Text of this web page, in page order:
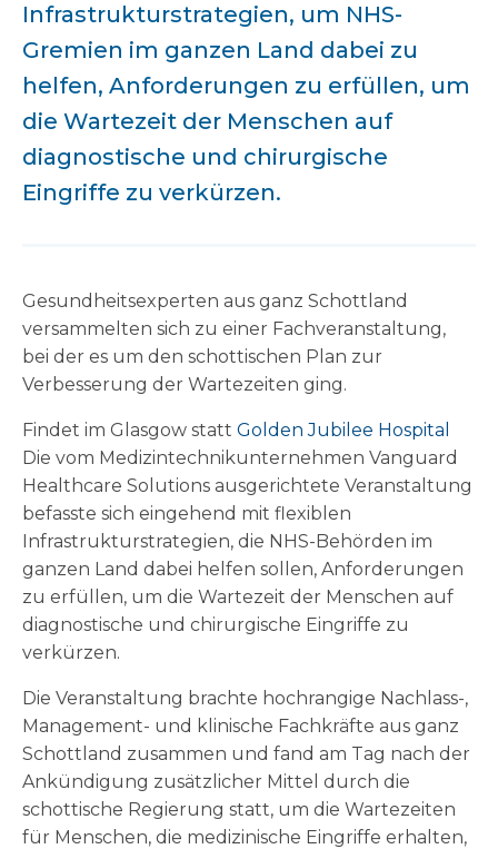
Infrastrukturstrategien, um NHS-
Gremien im ganzen Land dabei zu
helfen, Anforderungen zu erfüllen, um
die Wartezeit der Menschen auf
diagnostische und chirurgische
Eingriffe zu verkürzen.
Gesundheitsexperten aus ganz Schottland
versammelten sich zu einer Fachveranstaltung,
bei der es um den schottischen Plan zur
Verbesserung der Wartezeiten ging.
Findet im Glasgow statt Golden Jubilee Hospital
Die vom Medizintechnikunternehmen Vanguard
Healthcare Solutions ausgerichtete Veranstaltung
befasste sich eingehend mit flexiblen
Infrastrukturstrategien, die NHS-Behörden im
ganzen Land dabei helfen sollen, Anforderungen
zu erfüllen, um die Wartezeit der Menschen auf
diagnostische und chirurgische Eingriffe zu
verkürzen.
Die Veranstaltung brachte hochrangige Nachlass-,
Management- und klinische Fachkräfte aus ganz
Schottland zusammen und fand am Tag nach der
Ankündigung zusätzlicher Mittel durch die
schottische Regierung statt, um die Wartezeiten
für Menschen, die medizinische Eingriffe erhalten,